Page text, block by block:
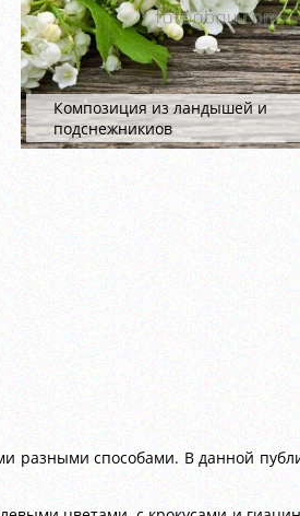
Композиция из ландышей и
подснежникиов
разными способами. В данной